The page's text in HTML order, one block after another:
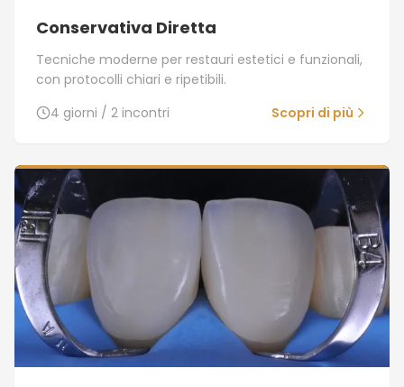
Conservativa Diretta
Tecniche moderne per restauri estetici e funzionali,
con protocolli chiari e ripetibili.
4 giorni / 2 incontri
Scopri di più